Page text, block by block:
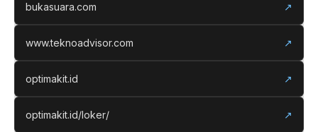
bukasuara.com ↗
www.teknoadvisor.com ↗
optimakit.id ↗
optimakit.id/loker/ ↗